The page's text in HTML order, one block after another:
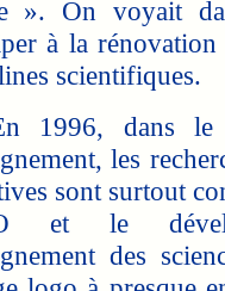
». On voyait
à la
scientifiques.
dans le
les
sont surtout
et le
des